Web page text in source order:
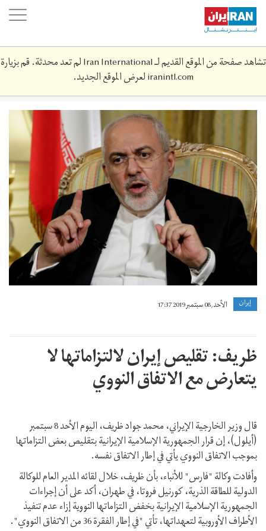
Skip
main
content
تشاهد صفحة من الموقع القديم لـ Iran International لم تعد محدثة. قم بزيارة
iranintl.comلعرض الموقع الجديد.
screen_shot_2019-
04-
03_at_7.‎05.‎08_pm_0.png
إيران الأحد, 08 سبتمبر 2019 17:37
ظريف: تقليص إيران لالتزاماتها لا
يتعارض مع الاتفاق النووي
قال وزير الخارجية الإيراني، محمد جواد ظريف، اليوم الأحد 8 سبتمبر
(أيلول)، إن قرار الجمهورية الإسلامية الإيرانية بتقليص بعض التزاماتها
بموجب الاتفاق النووي يأتي في إطار الاتفاق نفسه.
وأفادت وكالة "فارس" للأنباء، بأن ظريف، خلال لقائه المدير العام للوكالة
الدولية للطاقة الذرية، كورنيل فروتا، في طهران، أكد على أن إجراءات
الجمهورية الإسلامية الإيرانية بخفض التزاماتها النووية إزاء عدم تنفيذ
الأطراف الأوروبية لتعهداتها، تأتي "في إطار الفقرة 36 من الاتفاق النووي".